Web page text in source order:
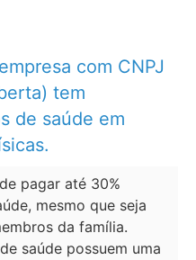
com CNPJ
tem
de saúde em
pagar até 30%
mesmo que seja
da família.
saúde possuem uma